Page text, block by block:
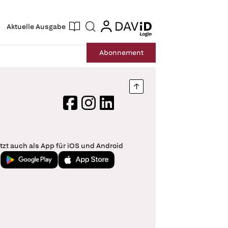
Aktuelle Ausgabe Suche login
login
Abonnement
Nach oben springen
FacebookInstagram
LinkedIn
auch als App für iOS und Android
Jetzt bei Google PlayLaden im App Store